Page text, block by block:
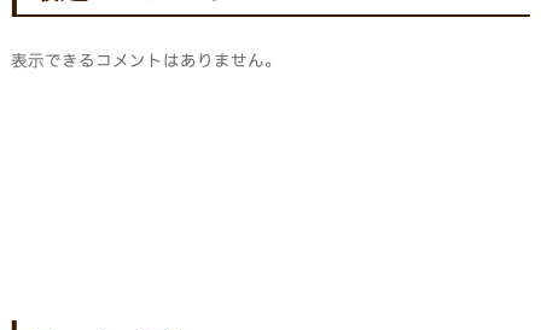
表示できるコメントはありません。